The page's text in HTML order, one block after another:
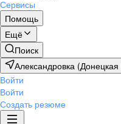
Сервисы
Помощь
Ещё
Поиск
Александровка
Войти
Войти
Создать резюме